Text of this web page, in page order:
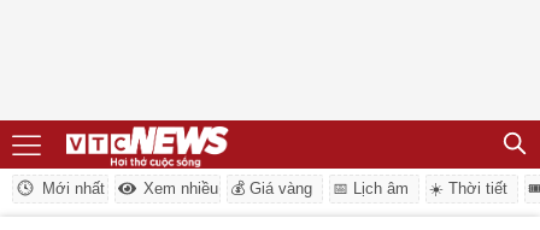
Mới nhất Xem nhiều 💰 Giá vàng 📅 Lịch âm ☀️ Thời tiết